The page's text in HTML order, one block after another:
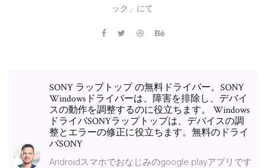
ック」にて
SONY ラップトップ の無料ドライバー。SONY
Windowsドライバーは、障害を排除し、デバイ
スの動作を調整するのに役立ちます。 Windows
ドライバSONYラップトップは、デバイスの調
整とエラーの修正に役立ちます。無料のドライ
バSONY
Androidスマホでおなじみのgoogle playアプリです